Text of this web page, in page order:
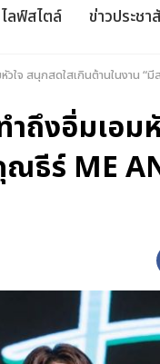
ไลฟ์สไตล์ ข่าวประช
ใจ สนุกสดใสเกินต้านในงาน
ถึงอิ่มเอม
ณธีร์ ME